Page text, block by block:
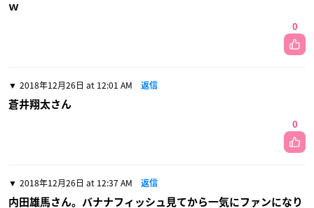
ｗ
0
2018年12月26日 at 12:01 AM 返信
蒼井翔太さん
0
2018年12月26日 at 12:37 AM 返信
内田雄馬さん。バナナフィッシュ見てから一気にファンになり